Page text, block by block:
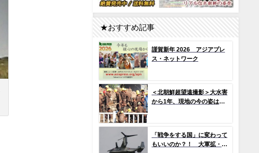
★おすすめ記事
謹賀新年 2026 アジアプレ
ス・ネットワーク
＜北朝鮮超望遠撮影＞大水害
から1年、現地の今の姿は？
人が大量動員（写真10枚）
「戦争をする国」に変わって
もいいのか？！ 大軍拡・戦